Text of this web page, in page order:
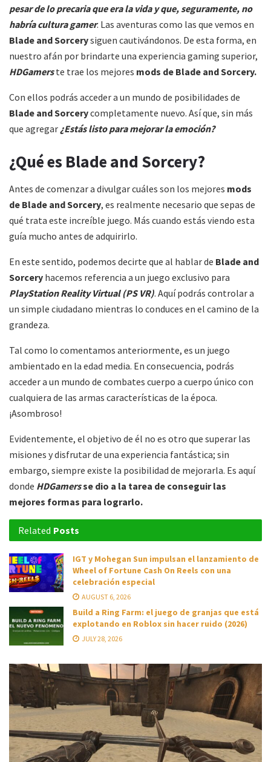
pesar de lo precaria que era la vida y que, seguramente, no
habría cultura gamer. Las aventuras como las que vemos en
Blade and Sorcerysiguen cautivándonos. De esta forma, en
nuestro afán por brindarte una experiencia gaming superior,
HDGamerste trae los mejores mods de Blade and Sorcery.
Con ellos podrás acceder a un mundo de posibilidades de
Blade and Sorcerycompletamente nuevo. Así que, sin más
que agregar ¿Estás listo para mejorar la emoción?
¿Qué es Blade and Sorcery?
Antes de comenzar a divulgar cuáles son los mejores mods
de Blade and Sorcery, es realmente necesario que sepas de
qué trata este increíble juego. Más cuando estás viendo esta
guía mucho antes de adquirirlo.
En este sentido, podemos decirte que al hablar de Blade and
Sorcery hacemos referencia a un juego exclusivo para
PlayStation Reality Virtual (PS VR). Aquí podrás controlar a
un simple ciudadano mientras lo conduces en el camino de la
grandeza.
Tal como lo comentamos anteriormente, es un juego
ambientado en la edad media. En consecuencia, podrás
acceder a un mundo de combates cuerpo a cuerpo único con
cualquiera de las armas características de la época.
¡Asombroso!
Evidentemente, el objetivo de él no es otro que superar las
misiones y disfrutar de una experiencia fantástica; sin
embargo, siempre existe la posibilidad de mejorarla. Es aquí
donde HDGamersse dio a la tarea de conseguir las
mejores formas para lograrlo.
Related Posts
IGT y Mohegan Sun impulsan el lanzamiento de
Wheel of Fortune Cash On Reels con una
celebración especial
AUGUST 6, 2026
Build a Ring Farm: el juego de granjas que está
explotando en Roblox sin hacer ruido (2026)
JULY 28, 2026